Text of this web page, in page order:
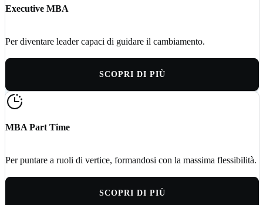
Executive MBA
Per diventare leader capaci di guidare il cambiamento.
SCOPRI DI PIÙ
MBA Part Time
Per puntare a ruoli di vertice, formandosi con la massima flessibilità.
SCOPRI DI PIÙ